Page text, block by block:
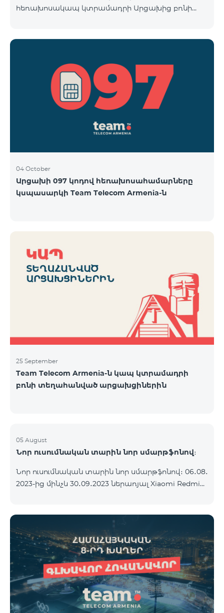
հեռախոսակապ կտրամադրի Արցախից բռնի
համարվելու են «Բի ֆրի 097» սակագնային
փաթեթի բաժանորդ՝ համաձայնվելով
www.telecomarmenia.am կայքում զետեղված դրա
պայմաններին և հրապարակային օֆերտային։
բաժանորդները կօգտվեն «Բի ֆրի 097» հատո
04 October
Արցախի 097 կոդով հեռախոսահամարները
կսպասարկի Team Telecom Armenia-ն
25 September
Team Telecom Armenia-ն կապ կտրամադրի
բռնի տեղահանված արցախցիներին
05 August
Նոր ուսումնական տարին նոր սմարթֆոնով։
Նոր ուսումնական տարին նոր սմարթֆոնով։ 06․08․
2023-ից մինչև 30․09․2023 ներառյալ Xiaomi Redmi
և TeamTok հատուկ սակագնային փաթեթ` 1-ին
ամիսն անվճար: Սմարթֆոնը կարելի է ձեռք բերել
նաև ապառիկ՝ ամսական սկսած 1250 դրամից։
Ամսավճարին գումարվում է բանկի վճարը։
Սակագնային փաթեթի պայմաններին
ծանոթացեք ստորև։ Կանխավճարային
սակագնային փաթեթ teamtok Ամսական վճար
2500 Անսահմանափակ VIB